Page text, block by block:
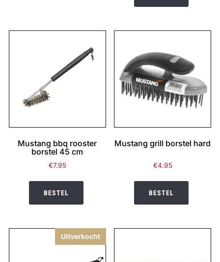
Mustang bbq rooster
borstel 45 cm
€7.95
BESTEL
Mustang grill borstel hard
€4.95
BESTEL
Uitverkocht